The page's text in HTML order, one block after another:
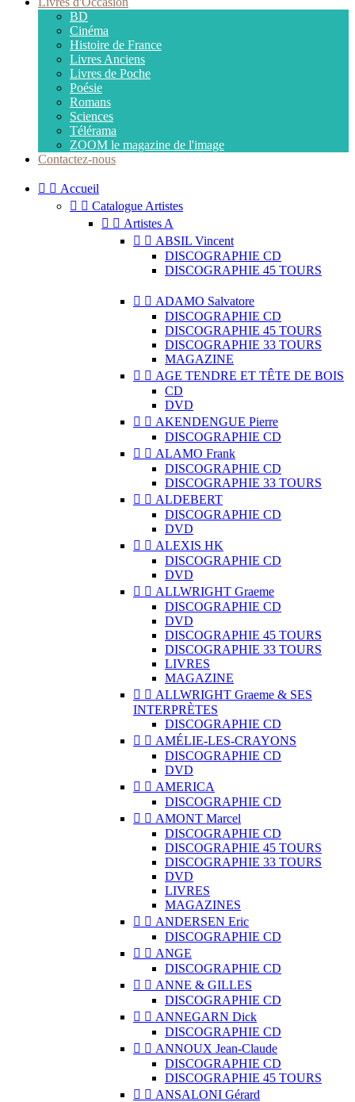
BD
Cinéma
Histoire de France
Livres Anciens
Livres de Poche
Poésie
Romans
Sciences
Télérama
ZOOM le magazine de l'image
Contactez-nous
  Accueil
  Catalogue Artistes
  Artistes A
  ABSIL Vincent
DISCOGRAPHIE CD
DISCOGRAPHIE 45 TOURS
  ADAMO Salvatore
DISCOGRAPHIE CD
DISCOGRAPHIE 45 TOURS
DISCOGRAPHIE 33 TOURS
MAGAZINE
  AGE TENDRE ET TÊTE DE BOIS
CD
DVD
  AKENDENGUE Pierre
DISCOGRAPHIE CD
  ALAMO Frank
DISCOGRAPHIE CD
DISCOGRAPHIE 33 TOURS
  ALDEBERT
DISCOGRAPHIE CD
DVD
  ALEXIS HK
DISCOGRAPHIE CD
DVD
  ALLWRIGHT Graeme
DISCOGRAPHIE CD
DVD
DISCOGRAPHIE 45 TOURS
DISCOGRAPHIE 33 TOURS
LIVRES
MAGAZINE
  ALLWRIGHT Graeme & SES
INTERPRÈTES
DISCOGRAPHIE CD
  AMÉLIE-LES-CRAYONS
DISCOGRAPHIE CD
DVD
  AMERICA
DISCOGRAPHIE CD
  AMONT Marcel
DISCOGRAPHIE CD
DISCOGRAPHIE 45 TOURS
DISCOGRAPHIE 33 TOURS
DVD
LIVRES
MAGAZINES
  ANDERSEN Eric
DISCOGRAPHIE CD
  ANGE
DISCOGRAPHIE CD
  ANNE & GILLES
DISCOGRAPHIE CD
  ANNEGARN Dick
DISCOGRAPHIE CD
  ANNOUX Jean-Claude
DISCOGRAPHIE CD
DISCOGRAPHIE 45 TOURS
  ANSALONI Gérard